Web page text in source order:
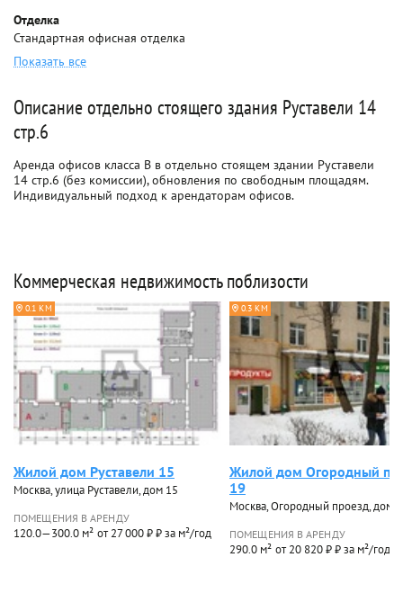
Отделка
Стандартная офисная отделка
Показать все
Описание отдельно стоящего здания Руставели 14
стр.6
Аренда офисов класса B в отдельно стоящем здании Руставели
14 стр.6 (без комиссии), обновления по свободным площадям.
Индивидуальный подход к арендаторам офисов.
Коммерческая недвижимость поблизости
0.1 КМ
Жилой дом Руставели 15
Москва, улица Руставели, дом 15
ПОМЕЩЕНИЯ В АРЕНДУ
120.0—300.0 м² от 27 000 ₽ ₽ за м²/год
0.3 КМ
Жилой дом Огородный
19
Москва, Огородный проезд, дом
ПОМЕЩЕНИЯ В АРЕНДУ
290.0 м² от 20 820 ₽ ₽ за м²/год